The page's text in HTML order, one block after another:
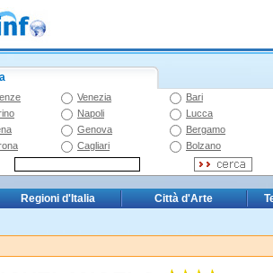
Venezia
Bari
Napoli
Lucca
Genova
Bergamo
Cagliari
Bolzano
Regioni d'Italia Città d'Arte